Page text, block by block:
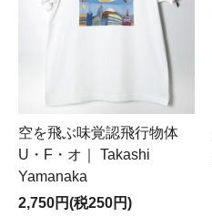
空を飛ぶ味覚認飛行物体
U・F・オ｜ Takashi
Yamanaka
2,750円(税250円)